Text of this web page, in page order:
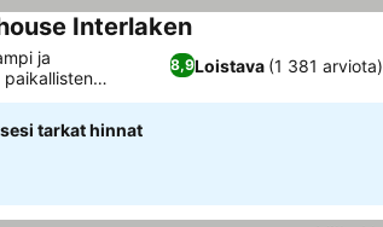
InterlakenKatso hinnat
8,9Loistava (1 381 arviota)
ja
tarkat hinnat